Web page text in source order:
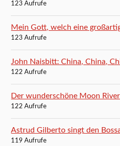
123 Aufrufe
Mein Gott, welch eine
123 Aufrufe
John Naisbitt: China, China,
122 Aufrufe
Der wunderschöne Moon River
122 Aufrufe
Astrud Gilberto singt den
119 Aufrufe